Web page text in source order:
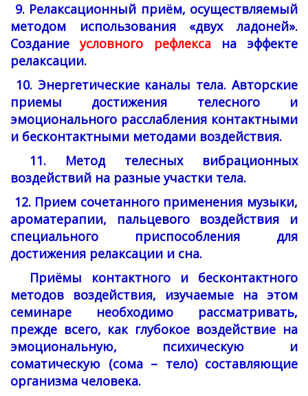
9. Релаксационный приём, осуществляемый
методом использования «двух ладоней».
Созданиеусловного рефлексана эффекте
релаксации.
10. Энергетические каналы тела. Авторские
приемы достижения телесного и
эмоционального расслабления контактными
и бесконтактными методами воздействия.
11. Метод телесных вибрационных
воздействий на разные участки тела.
12. Прием сочетанного применения музыки,
ароматерапии, пальцевого воздействия и
специального приспособления для
достижения релаксации и сна.
Приёмы контактного и бесконтактного
методов воздействия, изучаемые на этом
семинаре необходимо рассматривать,
прежде всего, как глубокое воздействие на
эмоциональную, психическую и
соматическую (сома – тело) составляющие
организма человека.